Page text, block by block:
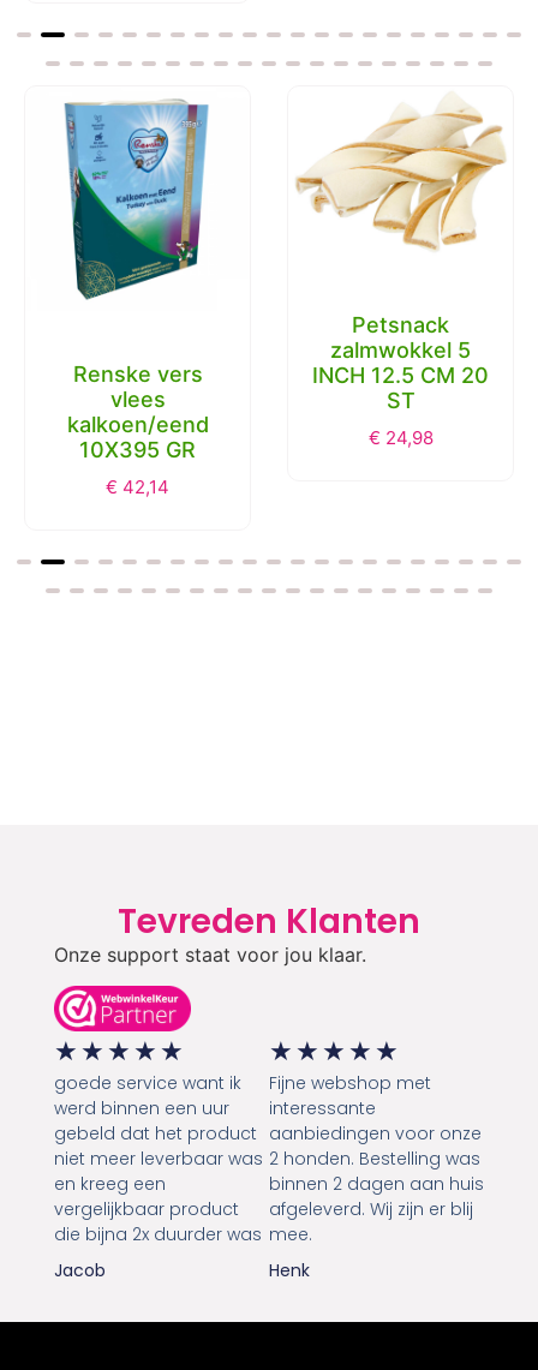
Renske vers
vlees
kalkoen/eend
10X395 GR
€ 42,14
Petsnack
zalmwokkel 5
INCH 12.5 CM 20
ST
€ 24,98
Tevreden Klanten
Onze support staat voor jou klaar.
★ ★ ★ ★ ★
goede service want ik
werd binnen een uur
gebeld dat het product
niet meer leverbaar was
en kreeg een
vergelijkbaar product
die bijna 2x duurder was
Jacob
★ ★ ★ ★ ★
Fijne webshop met
interessante
aanbiedingen voor onze
2 honden. Bestelling was
binnen 2 dagen aan huis
afgeleverd. Wij zijn er blij
mee.
Henk